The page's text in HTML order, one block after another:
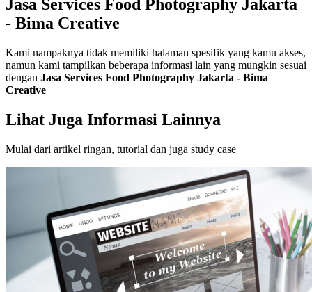
Jasa Services Food Photography Jakarta
- Bima Creative
Kami nampaknya tidak memiliki halaman spesifik yang kamu akses,
namun kami tampilkan beberapa informasi lain yang mungkin sesuai
dengan Jasa Services Food Photography Jakarta - Bima
Creative
Lihat Juga Informasi Lainnya
Mulai dari artikel ringan, tutorial dan juga study case